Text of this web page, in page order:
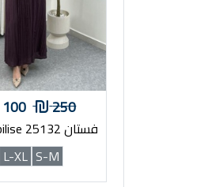
250
100
فستان pilise 25132 عنابي
S-M
L-XL